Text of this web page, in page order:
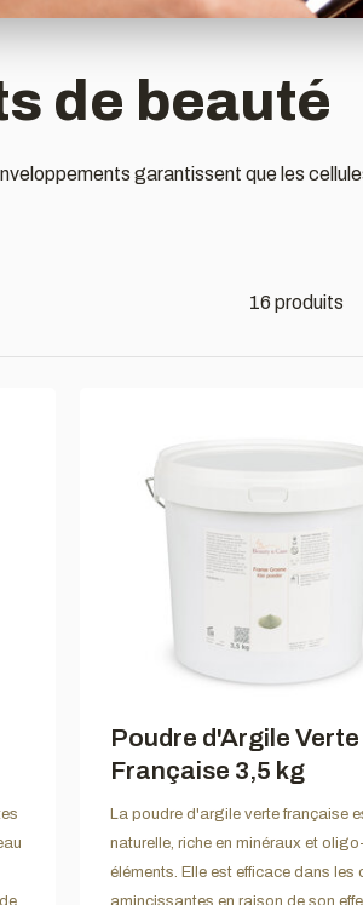
de beauté
garantissent que les
16 produits
Poudre d'Argile Verte
Française 3,5 kg
La poudre d'argile verte française
naturelle, riche en minéraux et oligo-
éléments. Elle est efficace dans les
amincissantes en raison de son